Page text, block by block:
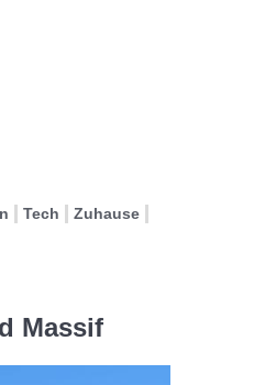
Tech Zuhause
Massif